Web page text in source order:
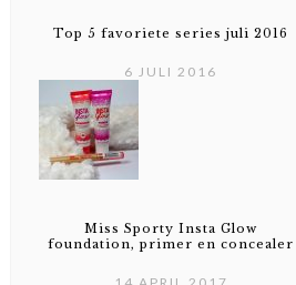
Top 5 favoriete series juli 2016
6 JULI 2016
Miss Sporty Insta Glow
foundation, primer en concealer